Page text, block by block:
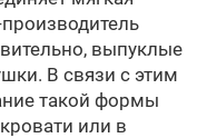
выпуклые
В связи с этим
такой формы
или в